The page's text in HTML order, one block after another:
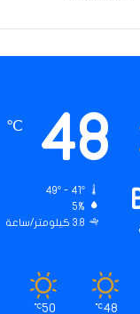
48
℃
49º - 41º
5%
3.8 كيلومتر/ساعة
48
℃
50
℃